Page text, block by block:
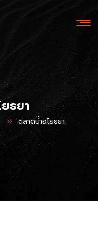
ธยา
ตลาดน้ำอโยธยา